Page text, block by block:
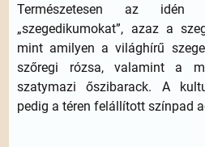
Természetesen az
„szegedikumokat”, azaz a
mint amilyen a világhírű
szőregi rózsa, valamint a
szatymazi őszibarack. A
pedig a téren felállított színpad